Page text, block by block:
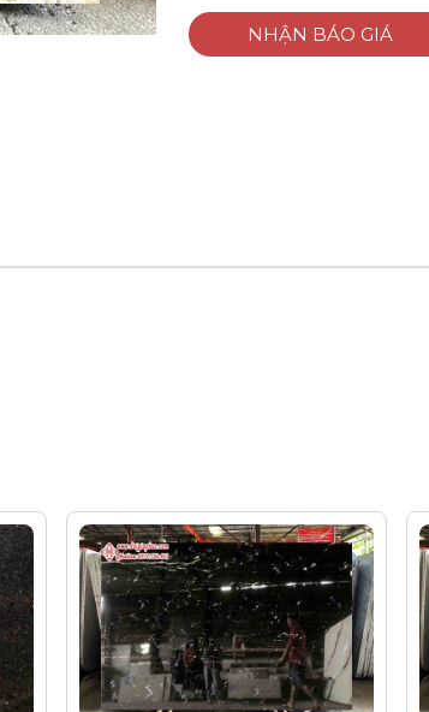
NHẬN BÁO GIÁ